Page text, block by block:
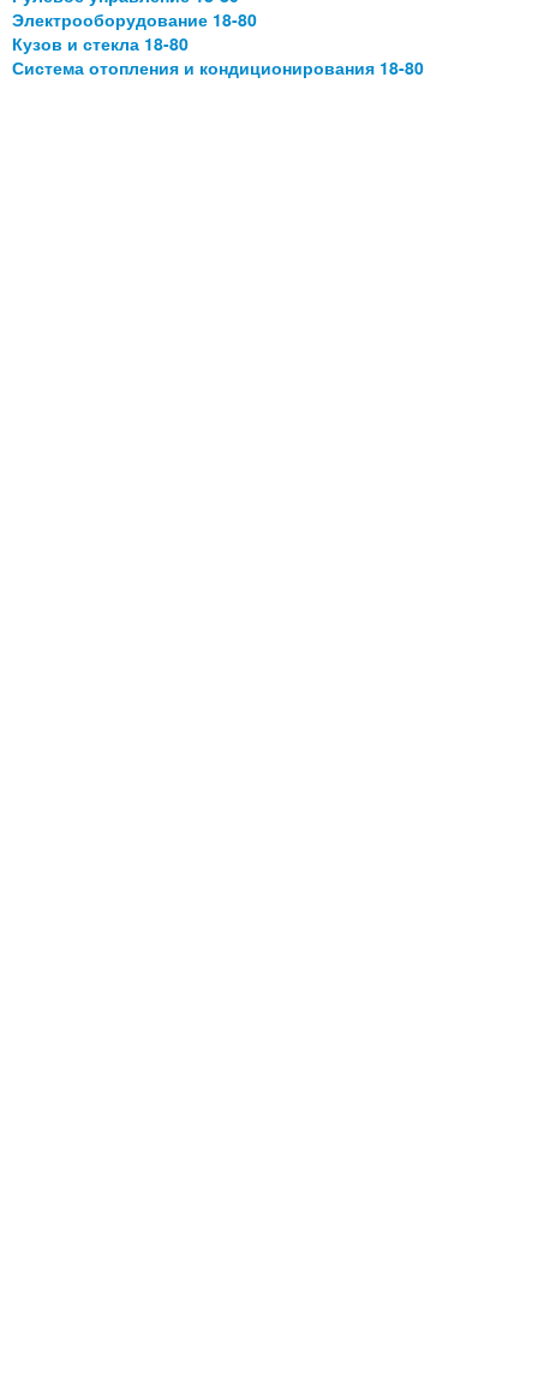
Электрооборудование 18-80
Кузов и стекла 18-80
Система отопления и кондиционирования 18-80